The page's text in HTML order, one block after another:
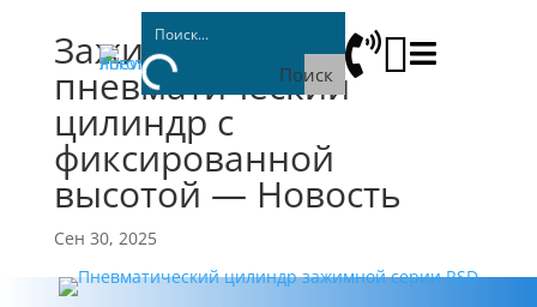
Поиск 
Зажимной
пневматический
цилиндр с
фиксированной
высотой — Новость
Сен 30, 2025